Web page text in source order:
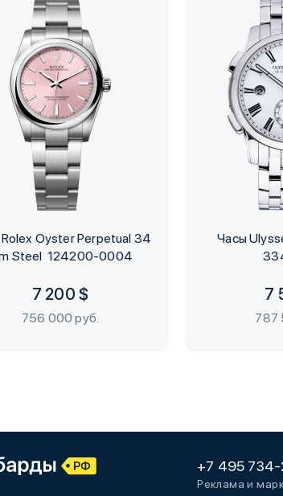
Oyster Perpetual 34
Steel 124200-0004
7 200 $
756 000 руб.
Часы
7
787
+7 495
Реклама и